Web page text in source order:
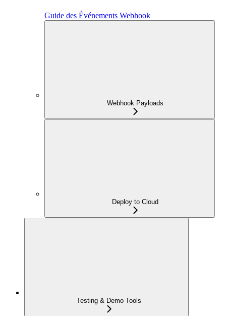
Guide des Événements Webhook
Webhook Payloads
Deploy to Cloud
Testing & Demo Tools